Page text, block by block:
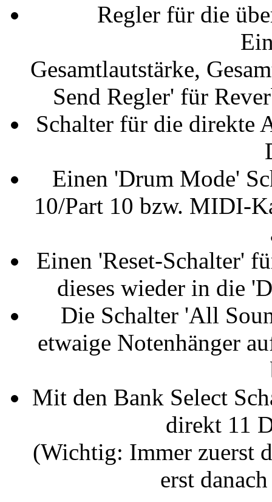
Regler für die
Gesamtlautstärke,
Send Regler' für
Schalter für die direkte
Einen 'Drum Mode'
10/Part 10 bzw. MIDI-
Einen 'Reset-Schalter'
dieses wieder in die
Die Schalter 'All
etwaige Notenhänger
Mit den Bank Select
direkt 11
(Wichtig: Immer zuerst
erst